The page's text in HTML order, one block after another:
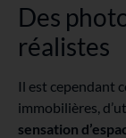
Des
réalistes
Il est cependant
immobilières,
sensation